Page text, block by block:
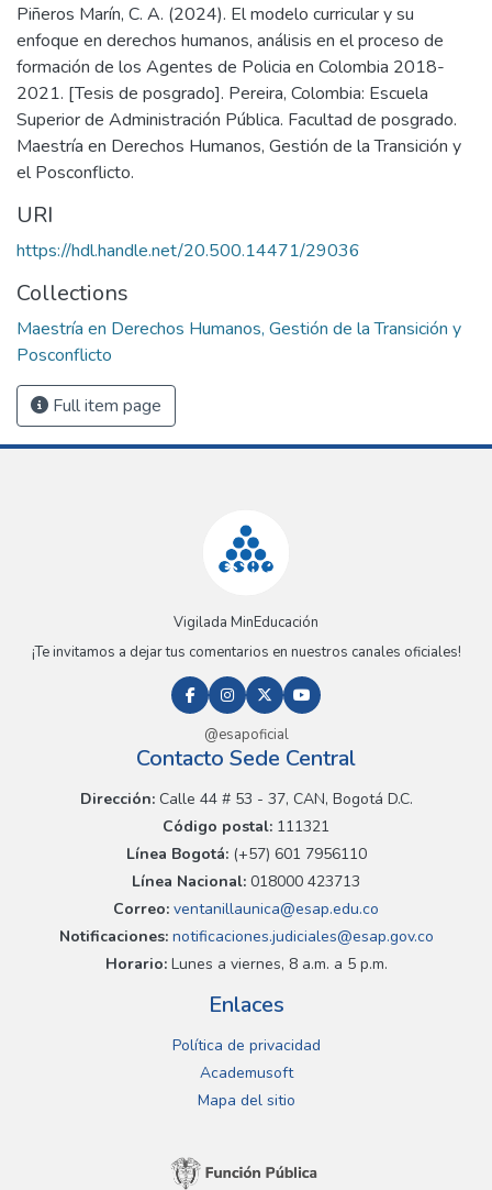
Piñeros Marín, C. A. (2024). El modelo curricular y su
enfoque en derechos humanos, análisis en el proceso de
formación de los Agentes de Policia en Colombia 2018-
2021. [Tesis de posgrado]. Pereira, Colombia: Escuela
Superior de Administración Pública. Facultad de posgrado.
Maestría en Derechos Humanos, Gestión de la Transición y
el Posconflicto.
URI
https://hdl.handle.net/20.500.14471/29036
Collections
Maestría en Derechos Humanos, Gestión de la Transición y
Posconflicto
Full item page
Vigilada MinEducación
¡Te invitamos a dejar tus comentarios en nuestros canales oficiales!
@esapoficial
Contacto Sede Central
Dirección:Calle 44 # 53 - 37, CAN, Bogotá D.C.
Código postal: 111321
Línea Bogotá:(+57) 601 7956110
Línea Nacional: 018000 423713
Correo: ventanillaunica@esap.edu.co
Notificaciones:notificaciones.judiciales@esap.gov.co
Horario:Lunes a viernes, 8 a.m. a 5 p.m.
Enlaces
Política de privacidad
Academusoft
Mapa del sitio